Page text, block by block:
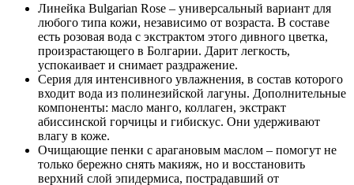
Линейка Bulgarian Rose – универсальный вариант для
любого типа кожи, независимо от возраста. В составе
есть розовая вода с экстрактом этого дивного цветка,
произрастающего в Болгарии. Дарит легкость,
успокаивает и снимает раздражение.
Серия для интенсивного увлажнения, в состав которого
входит вода из полинезийской лагуны. Дополнительные
компоненты: масло манго, коллаген, экстракт
абиссинской горчицы и гибискус. Они удерживают
влагу в коже.
Очищающие пенки с арагановым маслом – помогут не
только бережно снять макияж, но и восстановить
верхний слой эпидермиса, пострадавший от